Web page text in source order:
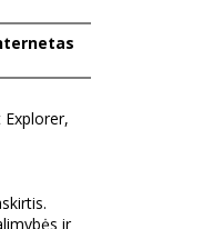
ir